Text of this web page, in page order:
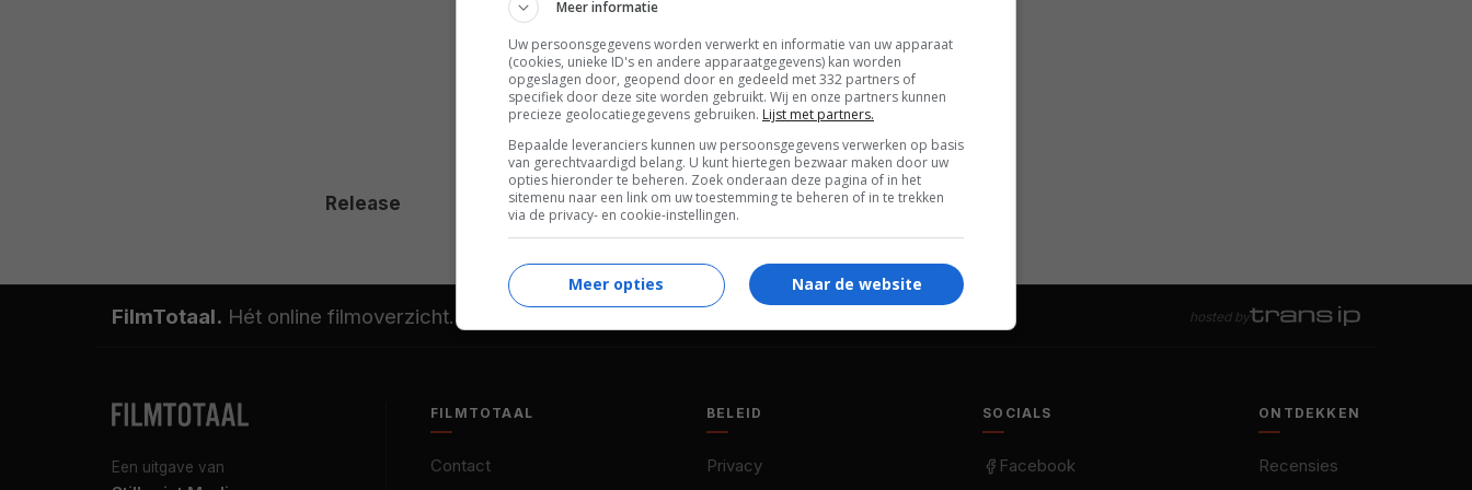
Nagase
Seijun Suzuki,Hiromasa Shimada,Masayuki
Sasaki ,Taizô Mizumura, Ichiko Takashi,
Taeko Kato,Toshimori Iwaki,Ari
Matthíasson
Magnús Ólafsson
Haraldsson.
Release
19.10.1995
FilmTotaal. Hét online filmoverzicht. hosted by
Een uitgave van
FILMTOTAAL
Contact
BELEID
Privacy
SOCIALS
Facebook
ONTDEKKEN
Recensies
Meer informatie
Uw persoonsgegevens worden verwerkt en informatie van uw apparaat
(cookies, unieke ID's en andere apparaatgegevens) kan worden
opgeslagen door, geopend door en gedeeld met 332 partners of
specifiek door deze site worden gebruikt. Wij en onze partners kunnen
precieze geolocatiegegevens gebruiken. Lijst met partners.
Bepaalde leveranciers kunnen uw persoonsgegevens verwerken op basis
van gerechtvaardigd belang. U kunt hiertegen bezwaar maken door uw
opties hieronder te beheren. Zoek onderaan deze pagina of in het
sitemenu naar een link om uw toestemming te beheren of in te trekken
via de privacy- en cookie-instellingen.
Naar de website
Meer opties